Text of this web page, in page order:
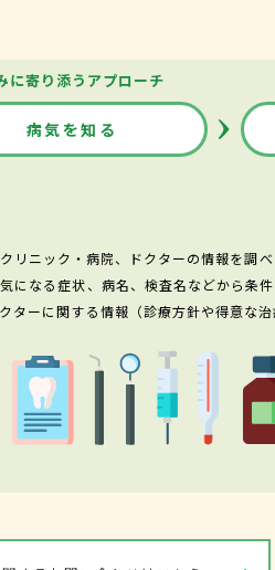
に寄り添うアプローチ
病気を知る
ニック・病院、ドクターの情報を調
なる症状、病名、検査名などから条
ターに関する情報（診療方針や得意な治